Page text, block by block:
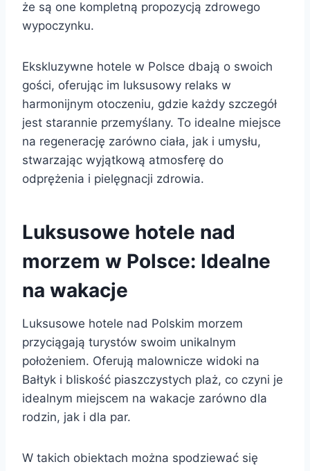
że są one kompletną propozycją zdrowego
wypoczynku.
Ekskluzywne hotele w Polsce dbają o swoich
gości, oferując im luksusowy relaks w
harmonijnym otoczeniu, gdzie każdy szczegół
jest starannie przemyślany. To idealne miejsce
na regenerację zarówno ciała, jak i umysłu,
stwarzając wyjątkową atmosferę do
odprężenia i pielęgnacji zdrowia.
Luksusowe hotele nad
morzem w Polsce: Idealne
na wakacje
Luksusowe hotele nad Polskim morzem
przyciągają turystów swoim unikalnym
położeniem. Oferują malownicze widoki na
Bałtyk i bliskość piaszczystych plaż, co czyni je
idealnym miejscem na wakacje zarówno dla
rodzin, jak i dla par.
W takich obiektach można spodziewać się